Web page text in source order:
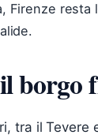
Firenze resta
borgo
tra il Tevere